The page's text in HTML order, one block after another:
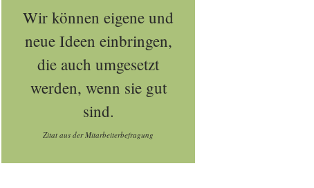
Wir können eigene und
neue Ideen einbringen,
die auch umgesetzt
werden, wenn sie gut
sind.
Zitat aus der Mitarbeiterbefragung